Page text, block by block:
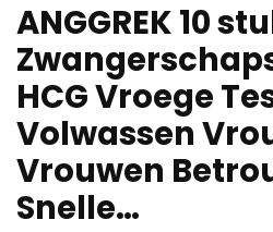
ANGGREK 10
HCG Vroege
Volwassen
Vrouwen
Snelle…